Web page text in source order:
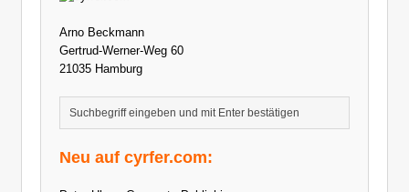
Arno Beckmann
Gertrud-Werner-Weg 60
21035 Hamburg
Neu auf cyrfer.com: